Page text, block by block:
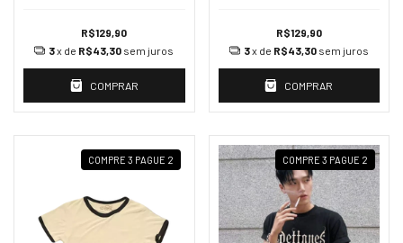
R$129,90
3x de R$43,30 sem juros
COMPRAR
R$129,90
3x de R$43,30 sem juros
COMPRAR
COMPRE 3 PAGUE 2 COMPRE 3 PAGUE 2